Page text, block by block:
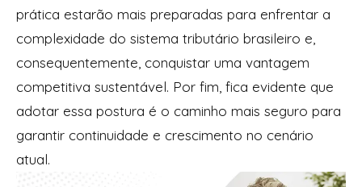
prática estarão mais preparadas para enfrentar a
complexidade do sistema tributário brasileiro e,
consequentemente, conquistar uma vantagem
competitiva sustentável. Por fim, fica evidente que
adotar essa postura é o caminho mais seguro para
garantir continuidade e crescimento no cenário
atual.